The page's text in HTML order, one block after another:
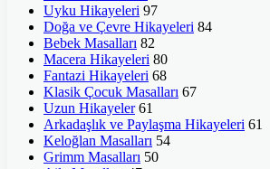
Uyku Hikayeleri 97
Doğa ve Çevre Hikayeleri 84
Bebek Masalları 82
Macera Hikayeleri 80
Fantazi Hikayeleri 68
Klasik Çocuk Masalları 67
Uzun Hikayeler 61
Arkadaşlık ve Paylaşma Hikayeleri 61
Keloğlan Masalları 54
Grimm Masalları 50